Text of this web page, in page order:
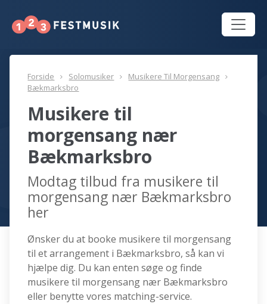
Forside Solomusiker
Musikere Til Morgensang
Bækmarksbro
Musikere til
morgensang nær
Bækmarksbro
Modtag tilbud fra musikere til
morgensang nær Bækmarksbro
her
Ønsker du at booke musikere til morgensang
til et arrangement i Bækmarksbro, så kan vi
hjælpe dig. Du kan enten søge og finde
musikere til morgensang nær Bækmarksbro
eller benytte vores matching-service.